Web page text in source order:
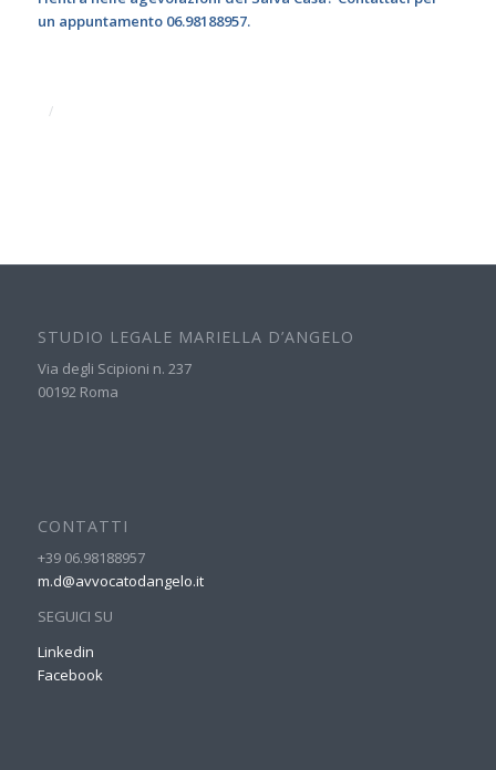
un appuntamento 06.98188957.
/
STUDIO LEGALE MARIELLA D’ANGELO
Via degli Scipioni n. 237
00192 Roma
CONTATTI
+39 06.98188957
m.d@avvocatodangelo.it
SEGUICI SU
Linkedin
Facebook